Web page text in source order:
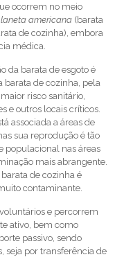
ocorrem no meio
americana(barata
de cozinha), embora
médica.
da barata de esgoto é
barata de cozinha, pela
risco sanitário,
e outros locais críticos.
associada a áreas de
sua reprodução é tão
populacional nas áreas
mais abrangente.
de cozinha é
contaminante.
e percorrem
ativo, bem como
passivo, sendo
seja por transferência de